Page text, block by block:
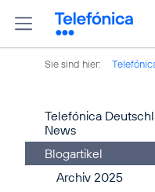
Sie sind hier:
Telefónica
News
Blogartikel
Archiv 2025